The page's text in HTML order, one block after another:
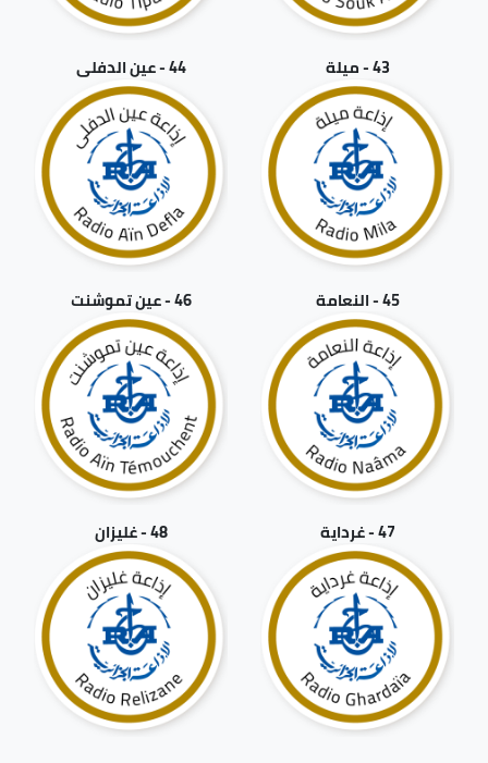
43 - ميلة 44 - عين الدفلى
45 - النعامة 46 - عين تموشنت
47 - غرداية 48 - غليزان